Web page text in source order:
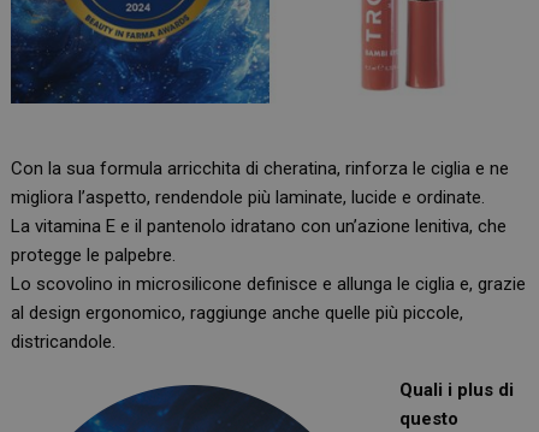
Con la sua formula arricchita di cheratina, rinforza le ciglia e ne
migliora l’aspetto, rendendole più laminate, lucide e ordinate.
La vitamina E e il pantenolo idratano con un’azione lenitiva, che
protegge le palpebre.
Lo scovolino in microsilicone definisce e allunga le ciglia e, grazie
al design ergonomico, raggiunge anche quelle più piccole,
districandole.
Quali i plus di
questo